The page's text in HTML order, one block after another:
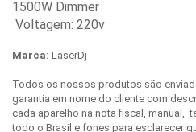
1500W Dimmer
Voltagem: 220v
Marca: LaserDj
Todos os nossos produtos são
garantia em nome do cliente com
cada aparelho na nota fiscal, manual,
todo o Brasil e fones para esclarecer